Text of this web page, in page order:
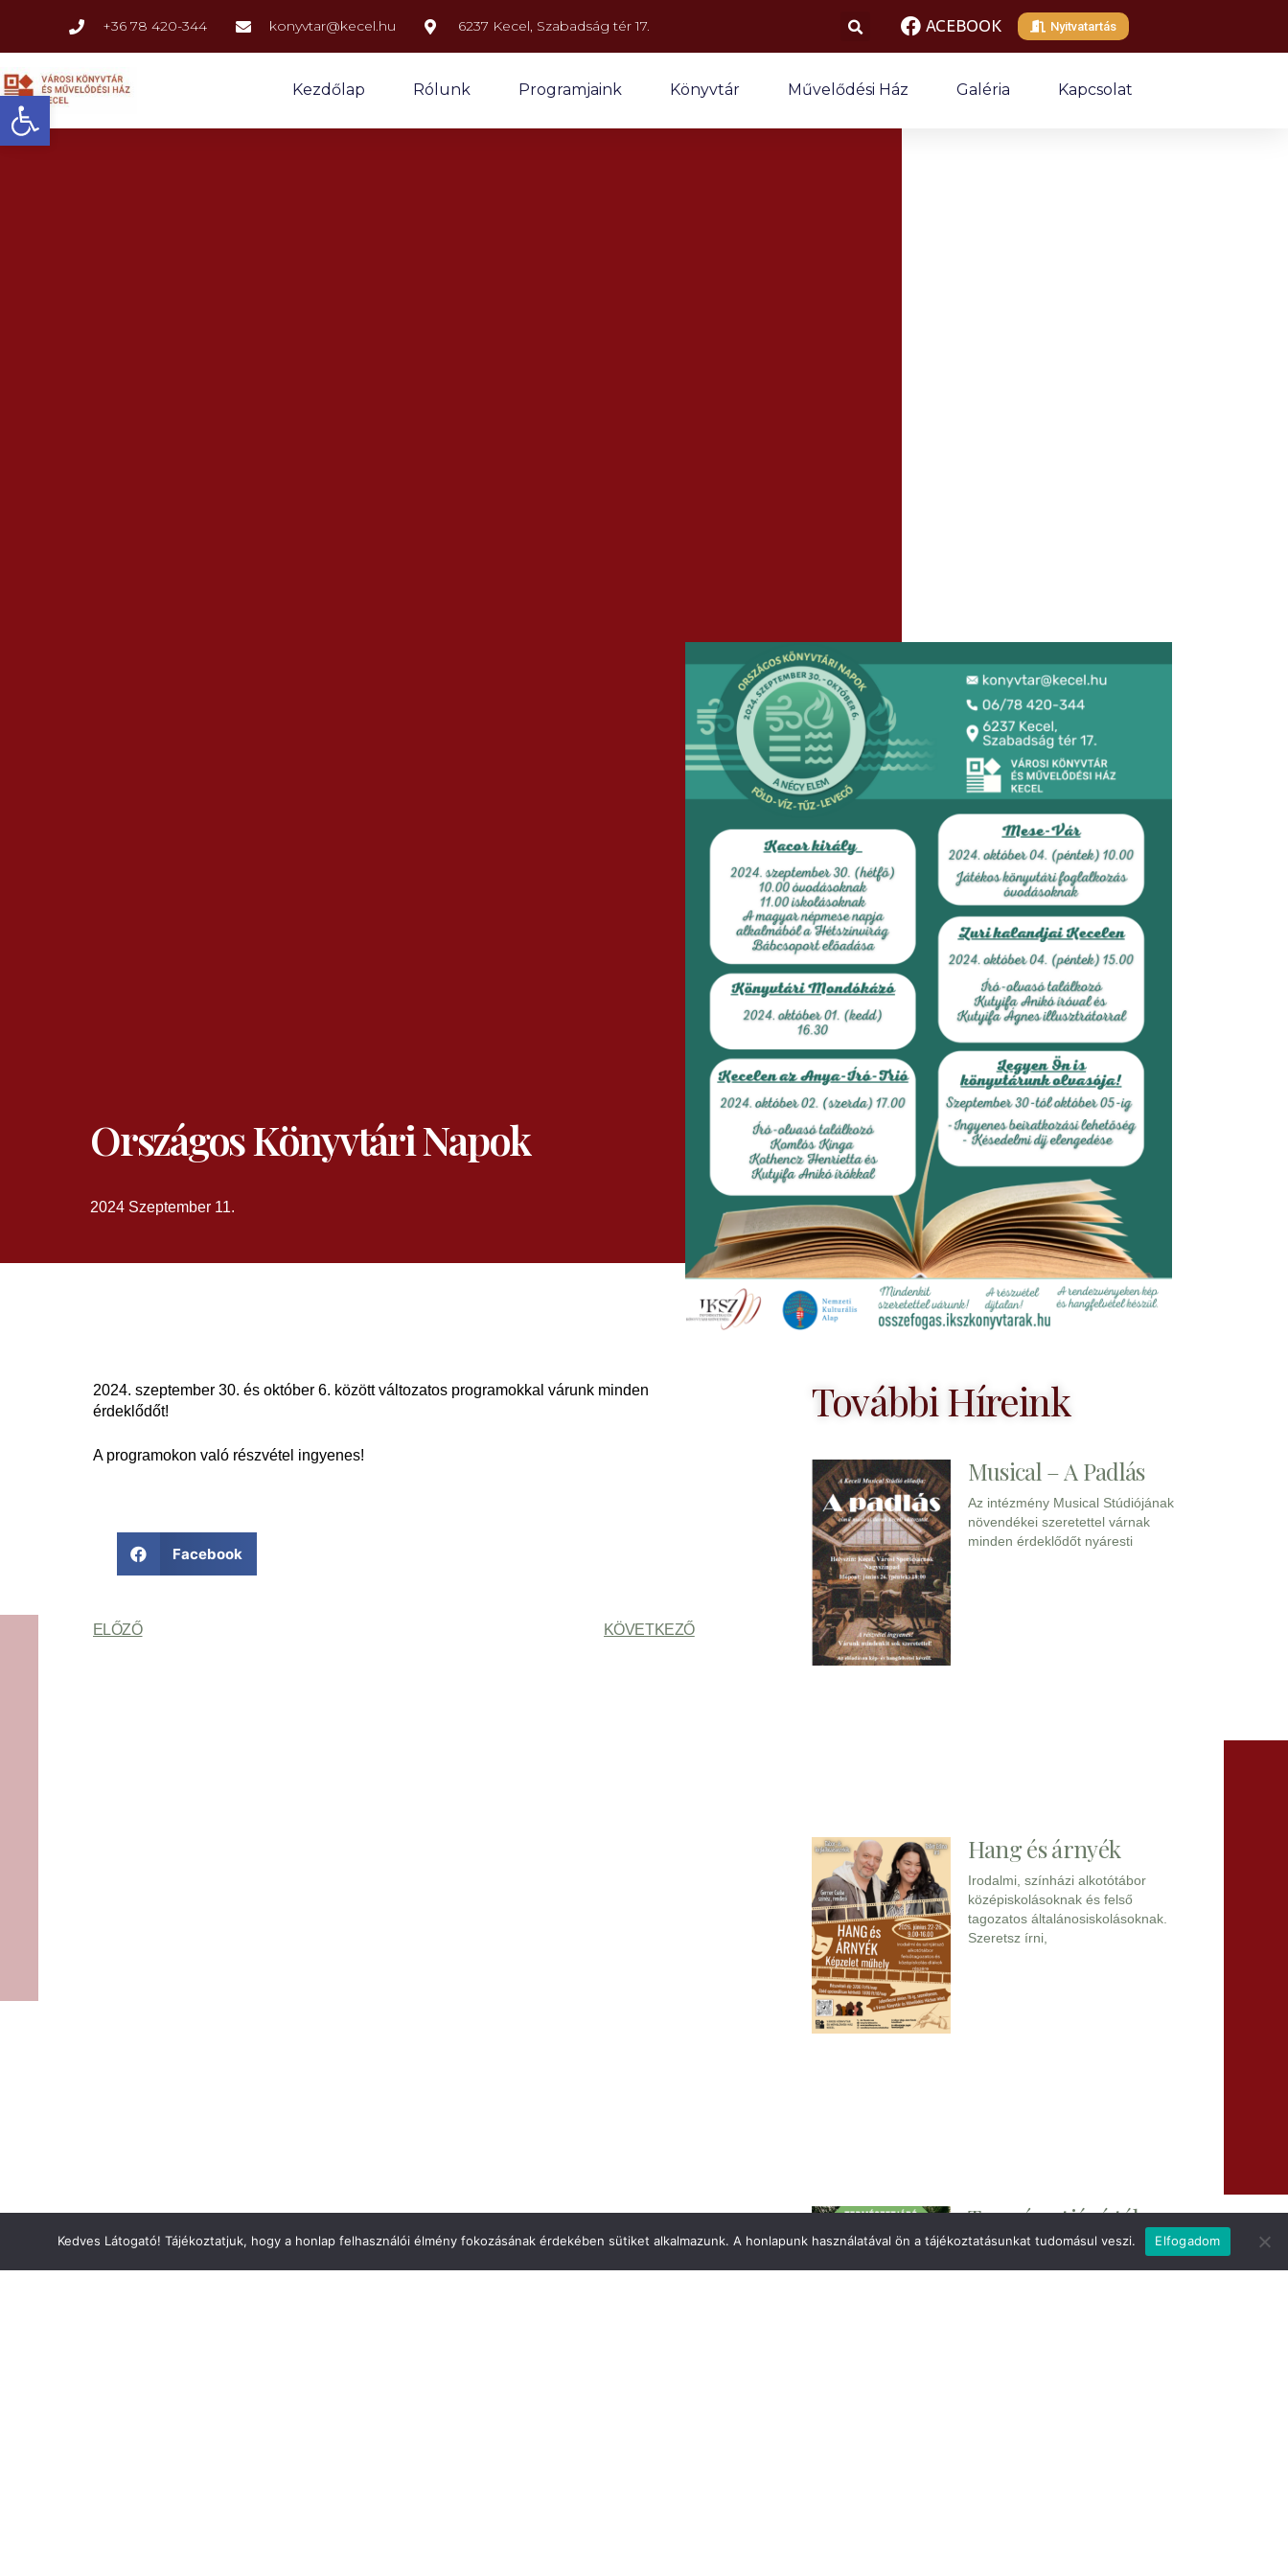
Eszköztár megnyitása
+36 78 420-344 konyvtar@kecel.hu 6237 Kecel, Szabadság tér 17. ACEBOOK Nyitvatartás
Kezdőlap Rólunk Programjaink Könyvtár Művelődési Ház Galéria Kapcsolat
Országos Könyvtári Napok
2024 Szeptember 11.
2024. szeptember 30. és október 6. között változatos programokkal várunk minden
érdeklődőt!
A programokon való részvétel ingyenes!
Facebook
ELŐZŐ KÖVETKEZŐ
További Híreink
Musical – A Padlás
Az intézmény Musical Stúdiójának
növendékei szeretettel várnak
minden érdeklődőt nyáresti
Hang és árnyék
Irodalmi, színházi alkotótábor
középiskolásoknak és felső
tagozatos általánosiskolásoknak.
Szeretsz írni,
Természetjáró tábor
2026. július 6. és 10. között a
természetet kedvelő általános
Kedves Látogató! Tájékoztatjuk, hogy a honlap felhasználói élmény fokozásának érdekében sütiket alkalmazunk. A honlapunk használatával ön a tájékoztatásunkat tudomásul veszi. Elfogadom